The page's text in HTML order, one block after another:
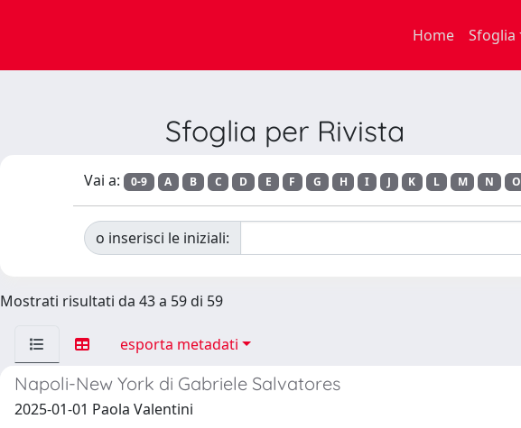
Home Sfoglia
Sfoglia per Rivista
Vai a: 0-9 A B C D E F G H I J K L M N O
o inserisci le iniziali:
Mostrati risultati da 43 a 59 di 59
esporta metadati
Napoli-New York di Gabriele Salvatores
2025-01-01 Paola Valentini